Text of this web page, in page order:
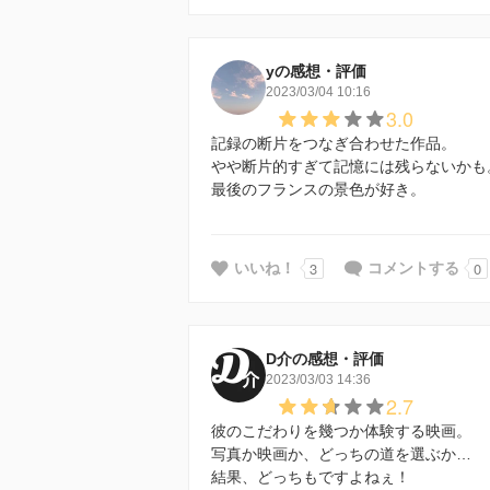
yの感想・評価
2023/03/04 10:16
3.0
記録の断片をつなぎ合わせた作品。
やや断片的すぎて記憶には残らないかも
最後のフランスの景色が好き。
いいね！ 3 コメントする 0
D介の感想・評価
2023/03/03 14:36
2.7
彼のこだわりを幾つか体験する映画。
写真か映画か、どっちの道を選ぶか…
結果、どっちもですよねぇ！